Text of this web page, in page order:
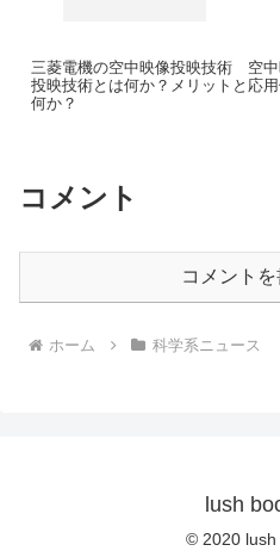
三菱電機の空中映像投映技術 空
投映技術とは何か？メリットと応
何か？
コメント
コメント
ホーム 科学系ニュース
lush
© 2020 lush